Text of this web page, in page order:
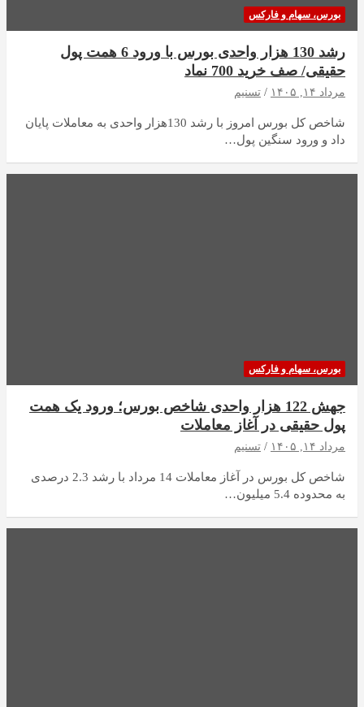
بورس، سهام و فارکس
رشد 130 هزار واحدی بورس با ورود 6 همت پول
حقیقی/ صف خرید 700 نماد
مرداد ۱۴, ۱۴۰۵ تسنیم
شاخص کل بورس امروز با رشد 130هزار واحدی به معاملات پایان
داد و ورود سنگین پول…
بورس، سهام و فارکس
جهش 122 هزار واحدی شاخص بورس؛ ورود یک همت
پول حقیقی در آغاز معاملات
مرداد ۱۴, ۱۴۰۵ تسنیم
شاخص کل بورس در آغاز معاملات 14 مرداد با رشد 2.3 درصدی
به محدوده 5.4 میلیون…